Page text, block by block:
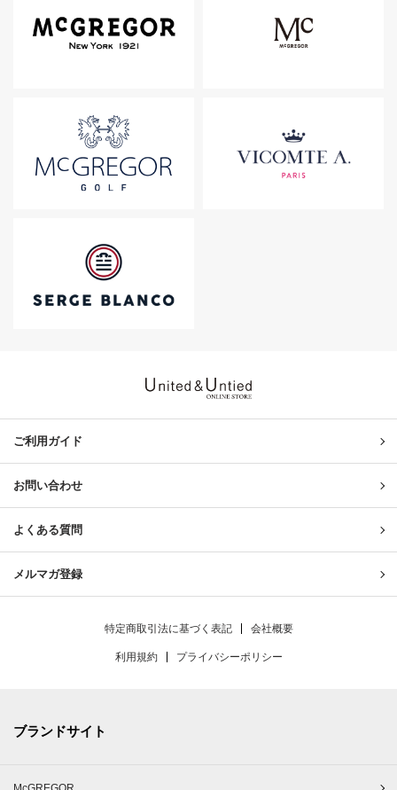
ご利用ガイド
お問い合わせ
よくある質問
メルマガ登録
特定商取引法に基づく表記 会社概要
利用規約 プライバシーポリシー
ブランドサイト